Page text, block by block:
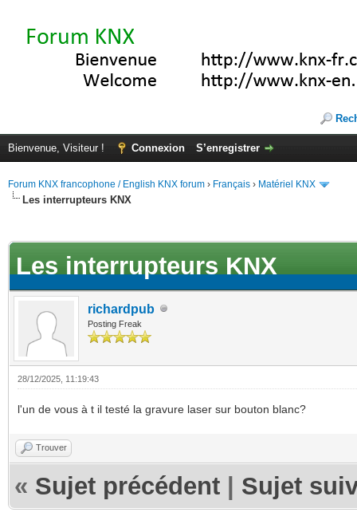
Bienvenue, Visiteur ! Connexion S’enregistrer
Forum KNX francophone / English KNX forum › Français › Matériel KNX
Les interrupteurs KNX
Les interrupteurs KNX
richardpub
Posting Freak
28/12/2025, 11:19:43
l'un de vous à t il testé la gravure laser sur bouton blanc?
Trouver
« Sujet précédent Sujet